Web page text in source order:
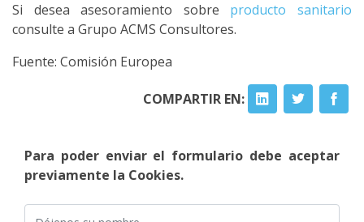
Si desea asesoramiento sobre producto sanitario
consulte a Grupo ACMS Consultores.
Fuente: Comisión Europea
COMPARTIR EN:
Para poder enviar el formulario debe aceptar
previamente la Cookies.